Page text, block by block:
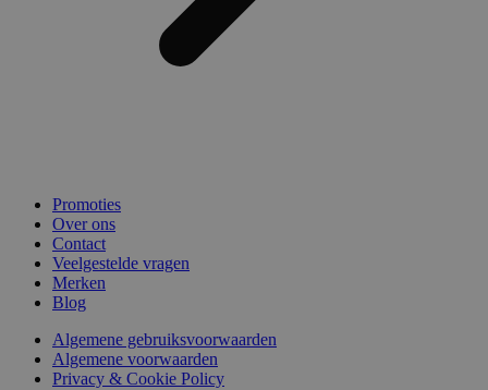
Promoties
Over ons
Contact
Veelgestelde vragen
Merken
Blog
Algemene gebruiksvoorwaarden
Algemene voorwaarden
Privacy & Cookie Policy